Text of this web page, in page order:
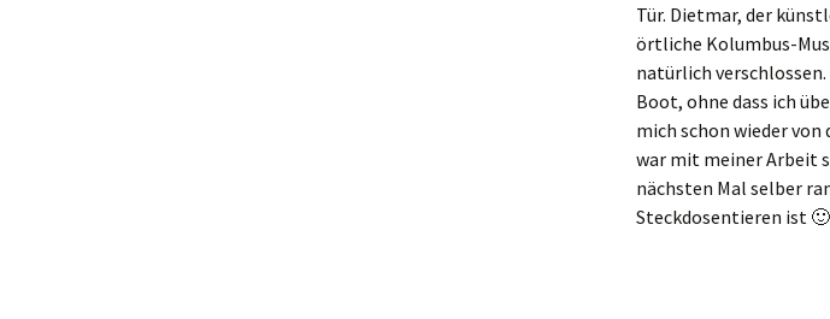
Tür. Dietmar, der
örtliche Kolumbus-
natürlich
Boot, ohne dass ich
mich schon wieder
war mit meiner Arbeit
nächsten Mal selber
Steckdosentieren ist 🙂